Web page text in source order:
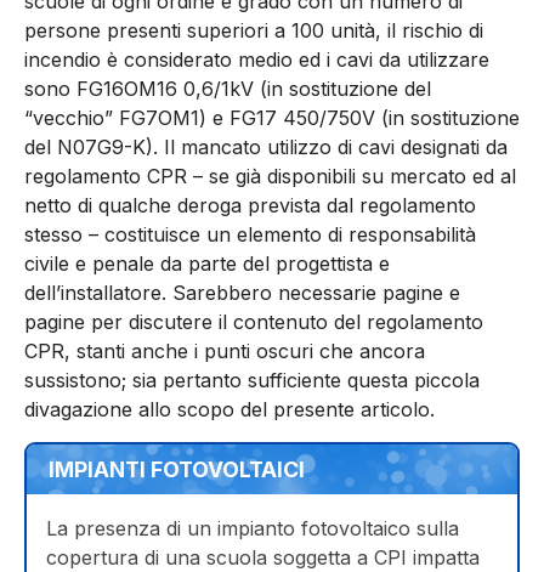
persone presenti superiori a 100 unità, il rischio di
incendio è considerato medio ed i cavi da utilizzare
sono FG16OM16 0,6/1kV (in sostituzione del
“vecchio” FG7OM1) e FG17 450/750V (in sostituzione
del N07G9-K). Il mancato utilizzo di cavi designati da
regolamento CPR – se già disponibili su mercato ed al
netto di qualche deroga prevista dal regolamento
stesso – costituisce un elemento di responsabilità
civile e penale da parte del progettista e
dell’installatore. Sarebbero necessarie pagine e
pagine per discutere il contenuto del regolamento
CPR, stanti anche i punti oscuri che ancora
sussistono; sia pertanto sufficiente questa piccola
divagazione allo scopo del presente articolo.
IMPIANTI FOTOVOLTAICI
La presenza di un impianto fotovoltaico sulla
copertura di una scuola soggetta a CPI impatta